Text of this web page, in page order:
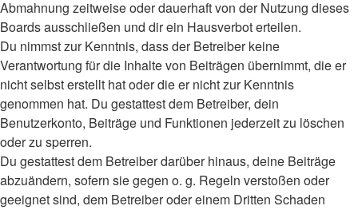
Abmahnung zeitweise oder dauerhaft von der Nutzung dieses
Boards ausschließen und dir ein Hausverbot erteilen.
Du nimmst zur Kenntnis, dass der Betreiber keine
Verantwortung für die Inhalte von Beiträgen übernimmt, die er
nicht selbst erstellt hat oder die er nicht zur Kenntnis
genommen hat. Du gestattest dem Betreiber, dein
Benutzerkonto, Beiträge und Funktionen jederzeit zu löschen
oder zu sperren.
Du gestattest dem Betreiber darüber hinaus, deine Beiträge
abzuändern, sofern sie gegen o. g. Regeln verstoßen oder
geeignet sind, dem Betreiber oder einem Dritten Schaden